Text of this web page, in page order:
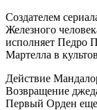
Создателем
Железного
исполняет Педро
Мартелла в
Действие
Возвращение
Первый Орден еще